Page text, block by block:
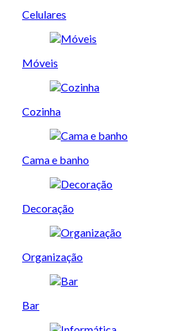
Celulares
Móveis
Cozinha
Cama e banho
Decoração
Organização
Bar